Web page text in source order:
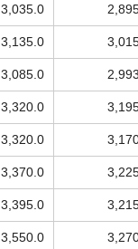
3,035.0
3,135.0
3,085.0
3,320.0
3,320.0
3,370.0
3,395.0
3,550.0